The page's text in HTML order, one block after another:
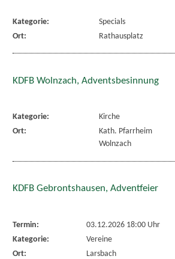
Kategorie:
Specials
Ort:
Rathausplatz
KDFB Wolnzach, Adventsbesinnung
Kategorie:
Kirche
Ort:
Kath. Pfarrheim
Wolnzach
KDFB Gebrontshausen, Adventfeier
Termin:
03.12.2026 18:00 Uhr
Kategorie:
Vereine
Ort:
Larsbach